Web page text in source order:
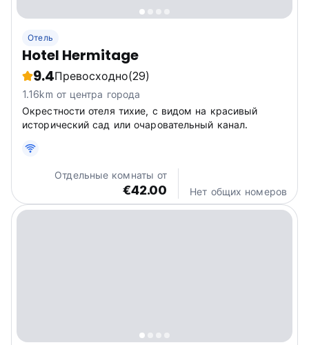
Отель
Hotel Hermitage
9.4Превосходно(29)
1.16km от центра города
Окрестности отеля тихие, с видом на красивый
исторический сад или очаровательный канал.
Отдельные комнаты от
€42.00 Нет общих номеров